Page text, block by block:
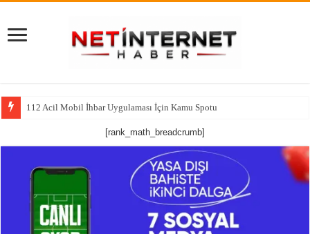
112 Acil Mobil İhbar Uygulaması İçin Kamu Spotu
[rank_math_breadcrumb]